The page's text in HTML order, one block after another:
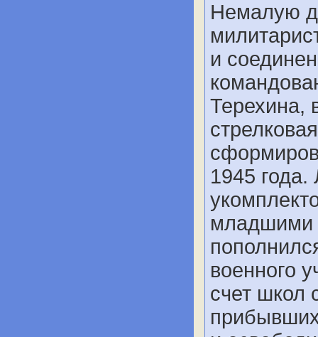
Немалую
и
Терехина,
1945
младшими
военного
счет школ